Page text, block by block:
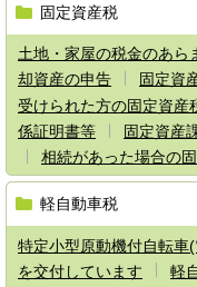
固定資産税
土地・家屋の税金のあら
却資産の申告
固定資
受けられた方の固定資産
係証明書等
固定資産
相続があった場合の
軽自動車税
特定小型原動機付自転車
を交付しています
軽